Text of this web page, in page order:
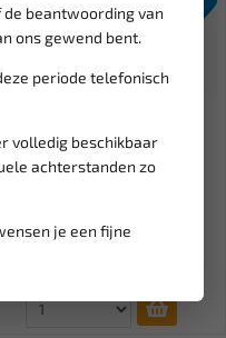
beantwoording van
ons gewend bent.
periode telefonisch
volledig beschikbaar
achterstanden zo
je een fijne
Leverbaar
BGS Demontage tool